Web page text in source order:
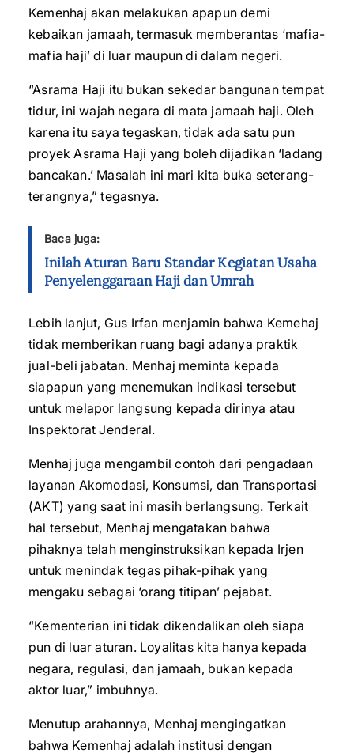
Kemenhaj akan melakukan apapun demi
kebaikan jamaah, termasuk memberantas ‘mafia-
mafia haji’ di luar maupun di dalam negeri.
“Asrama Haji itu bukan sekedar bangunan tempat
tidur, ini wajah negara di mata jamaah haji. Oleh
karena itu saya tegaskan, tidak ada satu pun
proyek Asrama Haji yang boleh dijadikan ‘ladang
bancakan.’ Masalah ini mari kita buka seterang-
terangnya,” tegasnya.
Baca juga:
Inilah Aturan Baru Standar Kegiatan Usaha
Penyelenggaraan Haji dan Umrah
Lebih lanjut, Gus Irfan menjamin bahwa Kemehaj
tidak memberikan ruang bagi adanya praktik
jual-beli jabatan. Menhaj meminta kepada
siapapun yang menemukan indikasi tersebut
untuk melapor langsung kepada dirinya atau
Inspektorat Jenderal.
Menhaj juga mengambil contoh dari pengadaan
layanan Akomodasi, Konsumsi, dan Transportasi
(AKT) yang saat ini masih berlangsung. Terkait
hal tersebut, Menhaj mengatakan bahwa
pihaknya telah menginstruksikan kepada Irjen
untuk menindak tegas pihak-pihak yang
mengaku sebagai ‘orang titipan’ pejabat.
“Kementerian ini tidak dikendalikan oleh siapa
pun di luar aturan. Loyalitas kita hanya kepada
negara, regulasi, dan jamaah, bukan kepada
aktor luar,” imbuhnya.
Menutup arahannya, Menhaj mengingatkan
bahwa Kemenhaj adalah institusi dengan